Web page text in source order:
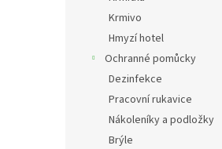
Krmivo
Hmyzí hotel
Ochranné pomůcky
Dezinfekce
Pracovní rukavice
Nákoleníky a podložky
Brýle